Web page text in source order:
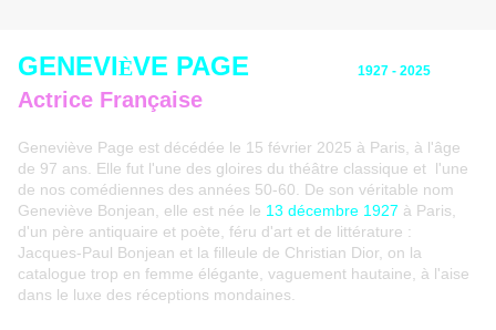
GENEVIÈVE PAGE 1927 - 2025
Actrice Française
Geneviève Page est décédée le 15 février 2025 à Paris, à l'âge
de 97 ans. Elle fut l'une des gloires du théâtre classique et l'une
de nos comédiennes des années 50-60. De son véritable nom
Geneviève Bonjean, elle est née le 13 décembre 1927 à Paris,
d'un père antiquaire et poète, féru d'art et de littérature :
Jacques-Paul Bonjean et la filleule de Christian Dior, on la
catalogue trop en femme élégante, vaguement hautaine, à l'aise
dans le luxe des réceptions mondaines.